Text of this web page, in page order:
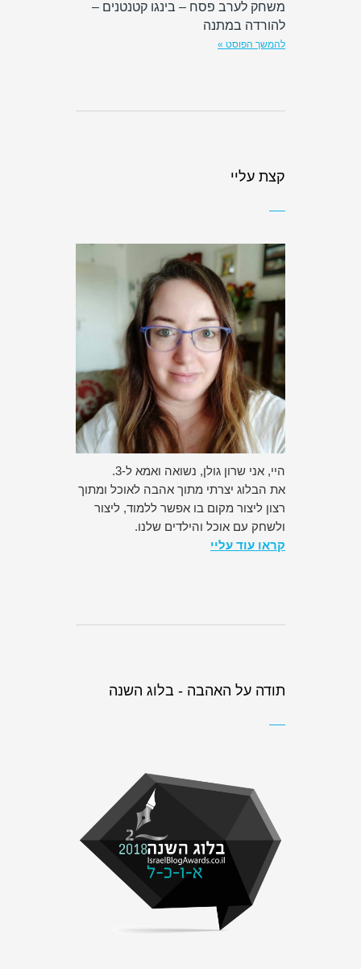
משחק לערב פסח – בינגו קטנטנים –
להורדה במתנה
להמשך הפוסט »
קצת עליי
היי, אני שרון גולן, נשואה ואמא ל-3.
את הבלוג יצרתי מתוך אהבה לאוכל ומתוך
רצון ליצור מקום בו אפשר ללמוד, ליצור
ולשחק עם אוכל והילדים שלנו.
קראו עוד עליי
תודה על האהבה - בלוג השנה